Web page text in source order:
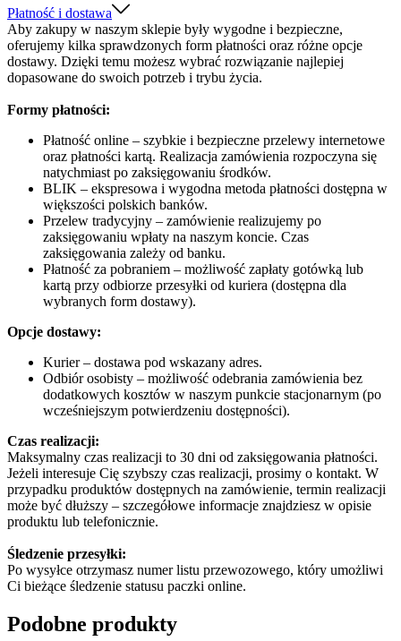
Płatność i dostawa
Aby zakupy w naszym sklepie były wygodne i bezpieczne,
oferujemy kilka sprawdzonych form płatności oraz różne opcje
dostawy. Dzięki temu możesz wybrać rozwiązanie najlepiej
dopasowane do swoich potrzeb i trybu życia.
Formy płatności:
Płatność online – szybkie i bezpieczne przelewy internetowe
oraz płatności kartą. Realizacja zamówienia rozpoczyna się
natychmiast po zaksięgowaniu środków.
BLIK – ekspresowa i wygodna metoda płatności dostępna w
większości polskich banków.
Przelew tradycyjny – zamówienie realizujemy po
zaksięgowaniu wpłaty na naszym koncie. Czas
zaksięgowania zależy od banku.
Płatność za pobraniem – możliwość zapłaty gotówką lub
kartą przy odbiorze przesyłki od kuriera (dostępna dla
wybranych form dostawy).
Opcje dostawy:
Kurier – dostawa pod wskazany adres.
Odbiór osobisty – możliwość odebrania zamówienia bez
dodatkowych kosztów w naszym punkcie stacjonarnym (po
wcześniejszym potwierdzeniu dostępności).
Czas realizacji:
Maksymalny czas realizacji to 30 dni od zaksięgowania płatności.
Jeżeli interesuje Cię szybszy czas realizacji, prosimy o kontakt. W
przypadku produktów dostępnych na zamówienie, termin realizacji
może być dłuższy – szczegółowe informacje znajdziesz w opisie
produktu lub telefonicznie.
Śledzenie przesyłki:
Po wysyłce otrzymasz numer listu przewozowego, który umożliwi
Ci bieżące śledzenie statusu paczki online.
Podobne produkty